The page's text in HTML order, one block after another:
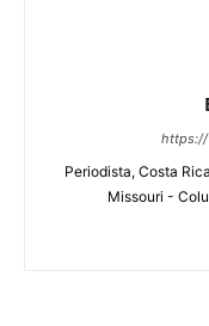
https://
Periodista, Costa
Missouri -